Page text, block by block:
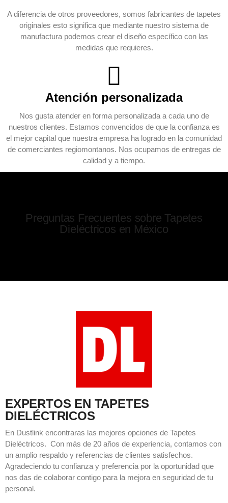
A diferencia de otros proveedores, somos fabricantes de tapetes
originales esto significa que mediante nuestro sistema de
manufactura podemos crear el diseño específico con las
medidas que requieres.
Atención personalizada
Nos gusta atender en forma personalizada a cada uno de
nuestros clientes. Estamos convencidos de que la confianza es
el mejor capital que nuestra empresa ha logrado en la comunidad
de comerciantes regiomontanos. Nos ocupamos de entregas de
calidad y a tiempo.
Preguntas Frecuentes sobre Tapetes
Dieléctricos en México
EXPERTOS EN TAPETES
DIELÉCTRICOS
En Dustlink encontraras las mejores opciones de Tapetes
Dieléctricos. Con más de 20 años de experiencia, contamos con
un amplio respaldo y referencias de clientes satisfechos.
Agradeciendo tu confianza y preferencia por la oportunidad que
nos das de colaborar contigo para la mejora en seguridad de tu
personal.